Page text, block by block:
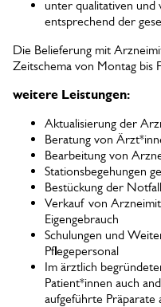
unter qualitativen und
entsprechend der
Die Belieferung mit
Zeitschema von Montag bis
weitere Leistungen:
Aktualisierung der
Beratung von
Bearbeitung von
Stationsbegehungen
Bestückung der
Verkauf von
Eigengebrauch
Schulungen und
Pflegepersonal
Im ärztlich
Patient*innen auch
aufgeführte Präparate